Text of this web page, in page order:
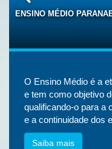
ENSINO MÉDIO
O Ensino Médio é a
e tem como objetivo
qualificando-o para a
e a continuidade dos
Saiba mais